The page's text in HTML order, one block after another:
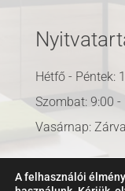
Hétfő - Péntek:
Szombat: 9:00 -
Vasárnap: Zárva
A felhasználói